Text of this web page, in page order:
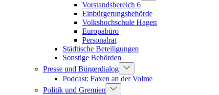
Vorstandsbereich 6
Einbürgerungsbehörde
Volkshochschule Hagen
Europabüro
Personalrat
Städtische Beteiligungen
Sonstige Behörden
Presse und Bürgerdialog
Podcast: Faxen an der Volme
Politik und Gremien